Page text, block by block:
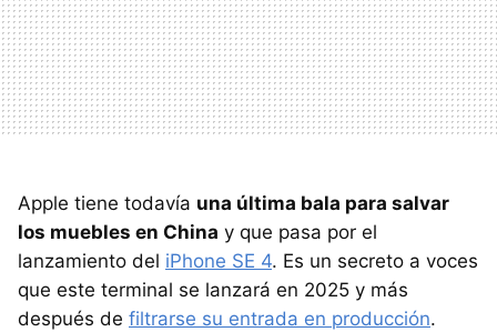
Apple tiene todavía una última bala para salvar
los muebles en China y que pasa por el
lanzamiento del iPhone SE 4. Es un secreto a voces
que este terminal se lanzará en 2025 y más
después de filtrarse su entrada en producción.